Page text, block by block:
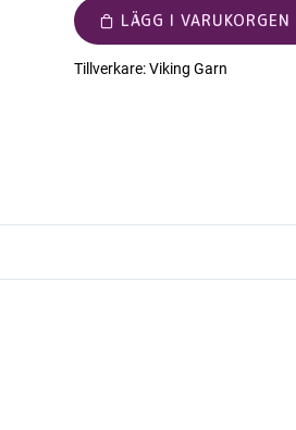
LÄGG I
Tillverkare:Viking Garn